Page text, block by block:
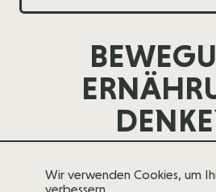
Wir verwenden Cookies, um